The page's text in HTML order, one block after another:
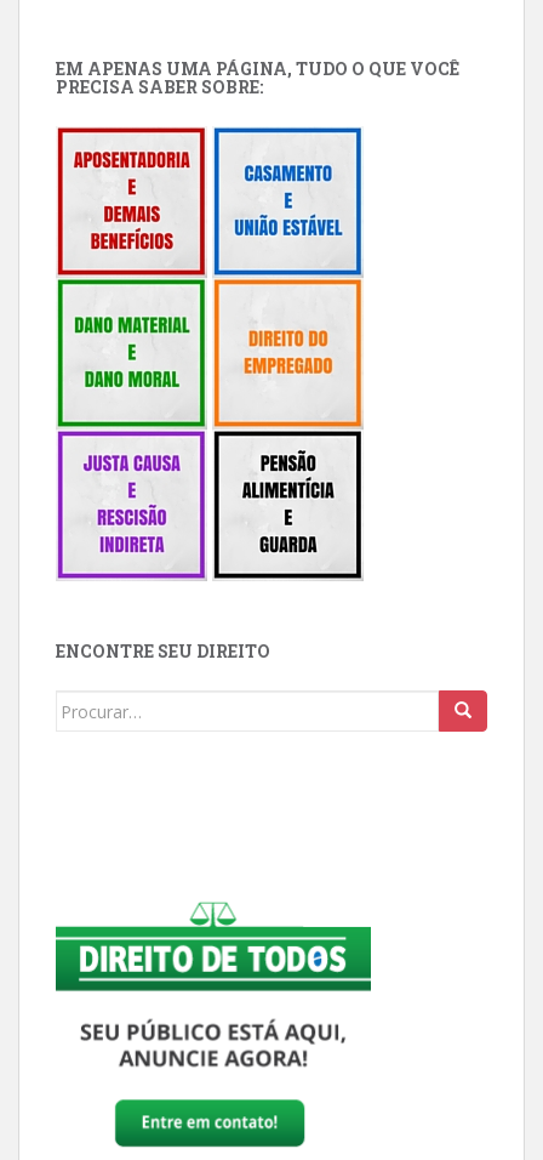
EM APENAS UMA PÁGINA, TUDO O QUE VOCÊ
PRECISA SABER SOBRE:
ENCONTRE SEU DIREITO
Buscar: